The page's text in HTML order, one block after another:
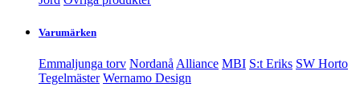
Varumärken
Emmaljunga torv Nordanå Alliance MBI S:t Eriks SW Horto
Tegelmäster Wernamo Design